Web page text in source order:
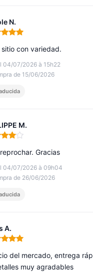
N.
5 de 5
04/07/2026 à 15h22
de 15/06/2026
con variedad.
M.
4 de 5
04/07/2026 à 09h04
de 26/06/2026
Gracias
A.
5 de 5
del mercado, entrega
muy agradables